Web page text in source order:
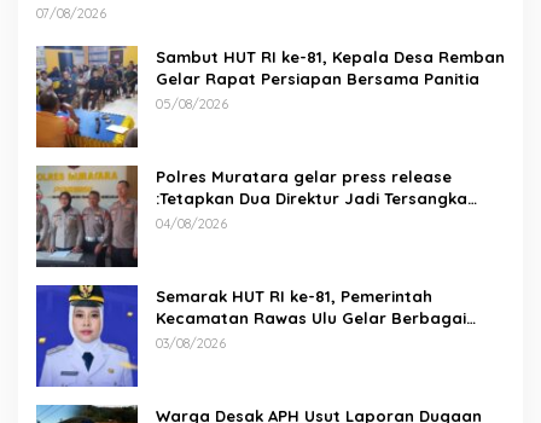
07/08/2026
Sambut HUT RI ke-81, Kepala Desa Remban
Gelar Rapat Persiapan Bersama Panitia
05/08/2026
Polres Muratara gelar press release
:Tetapkan Dua Direktur Jadi Tersangka
Kecelakaan Maut antara Bus ALS dan
04/08/2026
Semarak HUT RI ke-81, Pemerintah
Kecamatan Rawas Ulu Gelar Berbagai
Lomba
03/08/2026
Warga Desak APH Usut Laporan Dugaan